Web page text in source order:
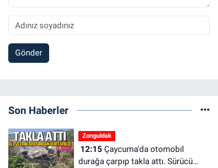
Gönder
Son Haberler
Zonguldak
12:15
durağa çarpıp takla attı. Sürücü